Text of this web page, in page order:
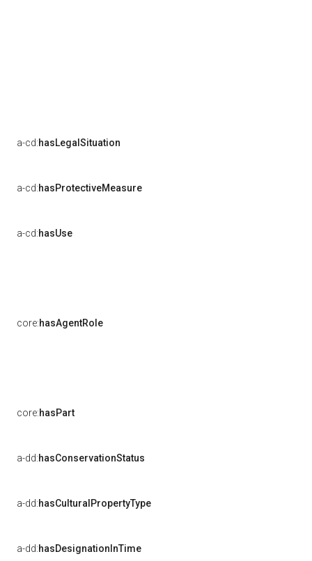
a-cd:hasLegalSituation
a-cd:hasProtectiveMeasure
a-cd:hasUse
core:hasAgentRole
core:hasPart
a-dd:hasConservationStatus
a-dd:hasCulturalPropertyType
a-dd:hasDesignationInTime